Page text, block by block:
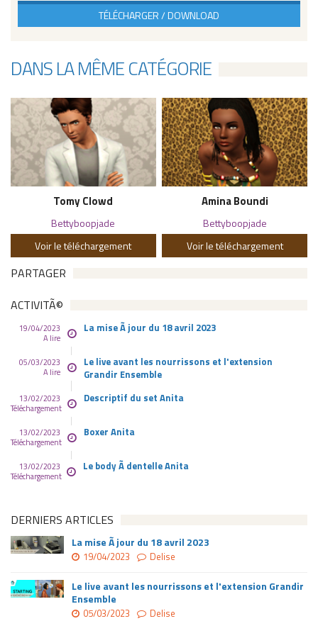
TÉLÉCHARGER / DOWNLOAD
DANS LA MÊME CATÉGORIE
Tomy Clowd
Bettyboopjade
Voir le téléchargement
Amina Boundi
Bettyboopjade
Voir le téléchargement
PARTAGER
ACTIVITÃ©
19/04/2023
A lire
La mise Ã jour du 18 avril 2023
05/03/2023
A lire
Le live avant les nourrissons et l'extension
Grandir Ensemble
13/02/2023
Téléchargement
Descriptif du set Anita
13/02/2023
Téléchargement
Boxer Anita
13/02/2023
Téléchargement
Le body Ã dentelle Anita
DERNIERS ARTICLES
La mise Ã jour du 18 avril 2023
19/04/2023 Delise
Le live avant les nourrissons et l'extension Grandir
Ensemble
05/03/2023 Delise